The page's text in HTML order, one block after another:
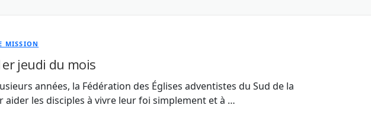
MISSION
jeudi du mois
années, la Fédération des Églises adventistes du Sud de la
les disciples à vivre leur foi simplement et à …